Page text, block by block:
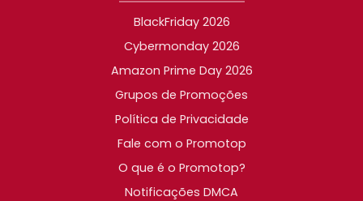
BlackFriday 2026
Cybermonday 2026
Amazon Prime Day 2026
Grupos de Promoções
Política de Privacidade
Fale com o Promotop
O que é o Promotop?
Notificações DMCA